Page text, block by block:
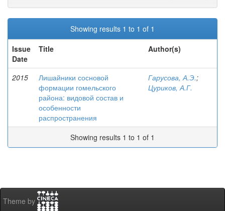
Showing results 1 to 1 of 1
Issue
Date
Title Author(s)
2015
Лишайники сосновой
формации гомельского
района: видовой состав и
особенности
распространения
Гарусова, А.Э.;
Цуриков, А.Г.
Showing results 1 to 1 of 1
Theme by